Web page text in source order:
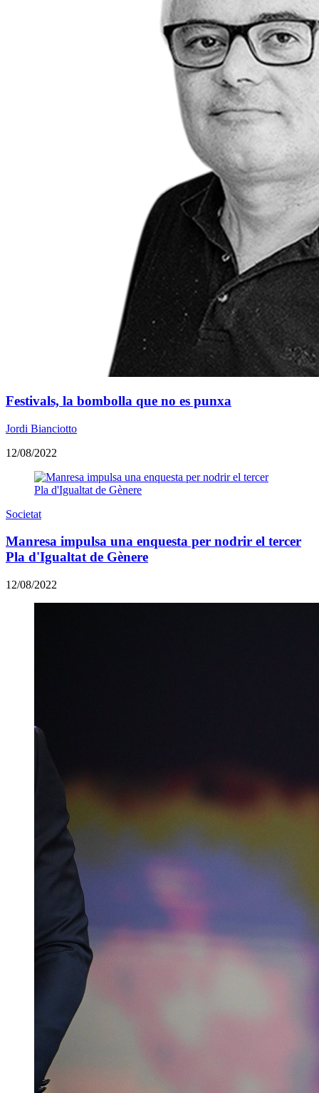
Festivals, la bombolla que no es punxa
Jordi Bianciotto
12/08/2022
Societat
Manresa impulsa una enquesta per nodrir el tercer
Pla d'Igualtat de Gènere
12/08/2022